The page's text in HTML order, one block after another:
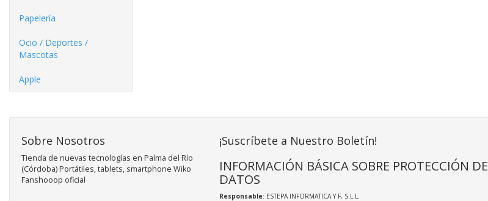
Papelería
Ocio / Deportes /
Mascotas
Apple
Sobre Nosotros
Tienda de nuevas tecnologías en Palma del Río
(Córdoba) Portátiles, tablets, smartphone Wiko
Fanshooop oficial
¡Suscríbete a Nuestro Boletín!
INFORMACIÓN BÁSICA SOBRE PROTECCIÓN DE
DATOS
Responsable: ESTEPA INFORMATICA Y F, S.L.L.